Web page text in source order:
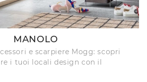
MANOLO
e scarpiere Mogg: scopri
i tuoi locali design con il